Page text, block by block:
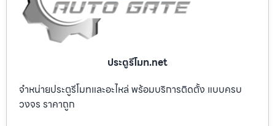
ประตูรีโมท.net
จำหน่ายประตูรีโมทและอะไหล่ พร้อมบริการติดตั้ง แบบครบ
วงจร ราคาถูก